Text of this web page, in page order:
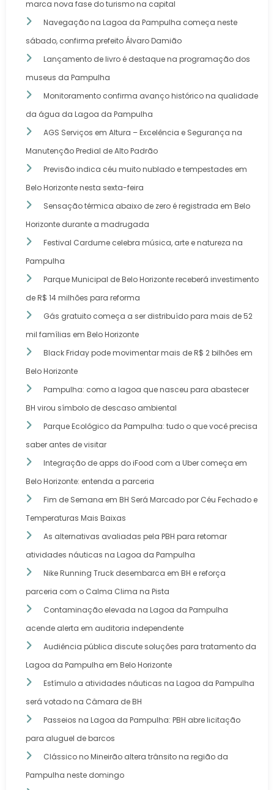
marca nova fase do turismo na capital
Navegação na Lagoa da Pampulha começa neste
sábado, confirma prefeito Álvaro Damião
Lançamento de livro é destaque na programação dos
museus da Pampulha
Monitoramento confirma avanço histórico na qualidade
da água da Lagoa da Pampulha
AGS Serviços em Altura – Excelência e Segurança na
Manutenção Predial de Alto Padrão
Previsão indica céu muito nublado e tempestades em
Belo Horizonte nesta sexta-feira
Sensação térmica abaixo de zero é registrada em Belo
Horizonte durante a madrugada
Festival Cardume celebra música, arte e natureza na
Pampulha
Parque Municipal de Belo Horizonte receberá investimento
de R$ 14 milhões para reforma
Gás gratuito começa a ser distribuído para mais de 52
mil famílias em Belo Horizonte
Black Friday pode movimentar mais de R$ 2 bilhões em
Belo Horizonte
Pampulha: como a lagoa que nasceu para abastecer
BH virou símbolo de descaso ambiental
Parque Ecológico da Pampulha: tudo o que você precisa
saber antes de visitar
Integração de apps do iFood com a Uber começa em
Belo Horizonte: entenda a parceria
Fim de Semana em BH Será Marcado por Céu Fechado e
Temperaturas Mais Baixas
As alternativas avaliadas pela PBH para retomar
atividades náuticas na Lagoa da Pampulha
Nike Running Truck desembarca em BH e reforça
parceria com o Calma Clima na Pista
Contaminação elevada na Lagoa da Pampulha
acende alerta em auditoria independente
Audiência pública discute soluções para tratamento da
Lagoa da Pampulha em Belo Horizonte
Estímulo a atividades náuticas na Lagoa da Pampulha
será votado na Câmara de BH
Passeios na Lagoa da Pampulha: PBH abre licitação
para aluguel de barcos
Clássico no Mineirão altera trânsito na região da
Pampulha neste domingo